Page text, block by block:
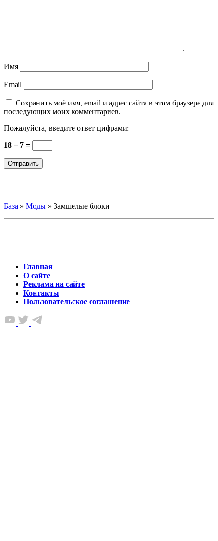
Имя
Email
Сохранить моё имя, email и адрес сайта в этом браузере для
последующих моих комментариев.
Пожалуйста, введите ответ цифрами:
18 − 7 =
База » Моды » Замшелые блоки
Главная
О сайте
Реклама на сайте
Контакты
Пользовательское соглашение